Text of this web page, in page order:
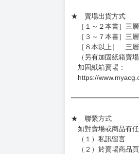
★ 賣場出貨方式
［１～２本書］三層
［３～７本書］三層
［８本以上］ 三層
（另有加固紙箱賣場
加固紙箱賣場：
https://
★ 聯繫方式
如對賣場或商品有任
（１）私訊留言
（２）於賣場商品